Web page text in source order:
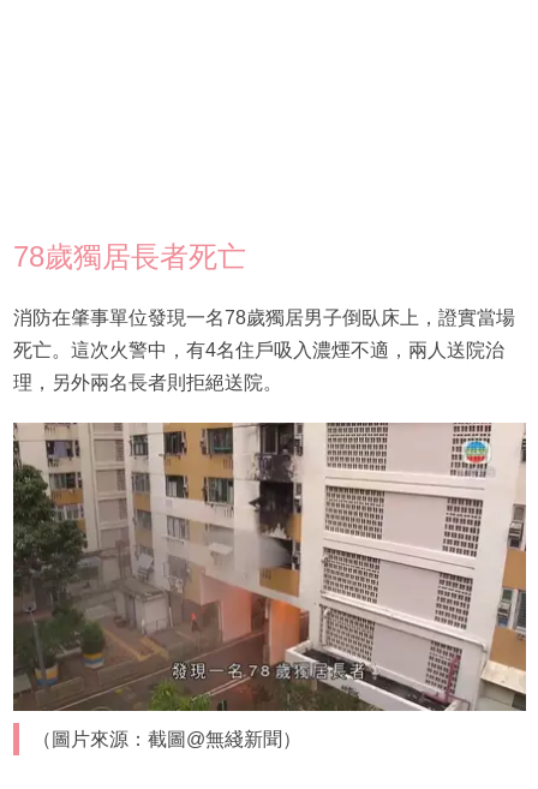
78歲獨居長者死亡
消防在肇事單位發現一名78歲獨居男子倒臥床上，證實當場
死亡。這次火警中，有4名住戶吸入濃煙不適，兩人送院治
理，另外兩名長者則拒絕送院。
（圖片來源：截圖@無綫新聞）